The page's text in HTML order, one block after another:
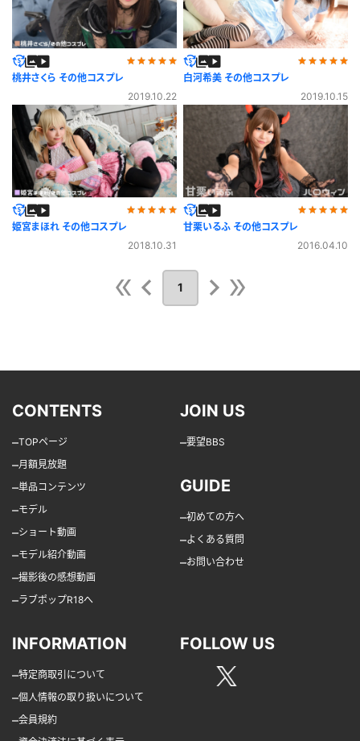
桃井さくら その他コスプレ
2019.10.22
白河希美 その他コスプレ
2019.10.15
姫宮まほれ その他コスプレ
2018.10.31
甘栗いるふ その他コスプレ
2016.04.10
1
CONTENTS
–TOPページ
–月額見放題
–単品コンテンツ
–モデル
–ショート動画
–モデル紹介動画
–撮影後の感想動画
–ラブポップR18へ
JOIN US
–要望BBS
GUIDE
–初めての方へ
–よくある質問
–お問い合わせ
INFORMATION
–特定商取引について
–個人情報の取り扱いについて
–会員規約
FOLLOW US